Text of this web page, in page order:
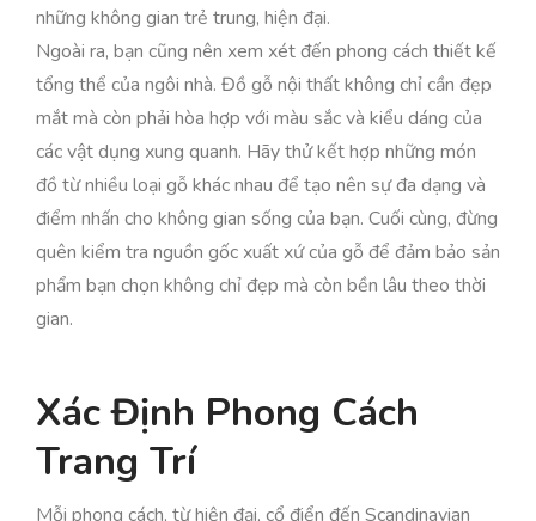
những không gian trẻ trung, hiện đại.
Ngoài ra, bạn cũng nên xem xét đến phong cách thiết kế
tổng thể của ngôi nhà. Đồ gỗ nội thất không chỉ cần đẹp
mắt mà còn phải hòa hợp với màu sắc và kiểu dáng của
các vật dụng xung quanh. Hãy thử kết hợp những món
đồ từ nhiều loại gỗ khác nhau để tạo nên sự đa dạng và
điểm nhấn cho không gian sống của bạn. Cuối cùng, đừng
quên kiểm tra nguồn gốc xuất xứ của gỗ để đảm bảo sản
phẩm bạn chọn không chỉ đẹp mà còn bền lâu theo thời
gian.
Xác Định Phong Cách
Trang Trí
Mỗi phong cách, từ hiện đại, cổ điển đến Scandinavian